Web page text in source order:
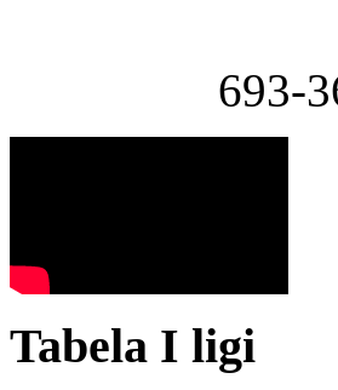
693-
Tabela I ligi